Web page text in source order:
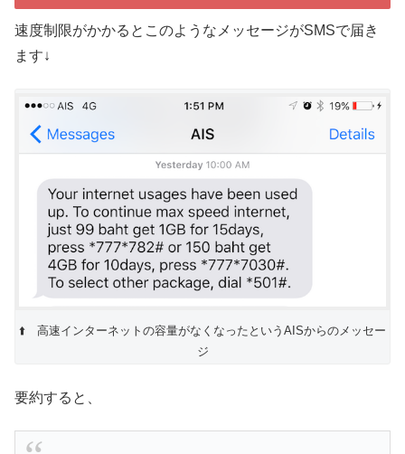
速度制限がかかるとこのようなメッセージがSMSで届き
ます↓
⬆️ 高速インターネットの容量がなくなったというAISからのメッセー
ジ
要約すると、